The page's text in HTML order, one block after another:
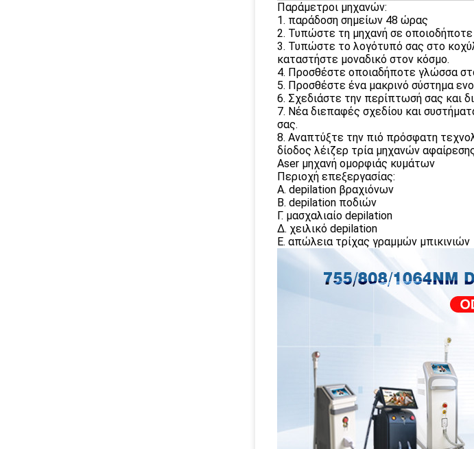
Παράμετροι μηχανών:
1. παράδοση σημείων 48 ώρας
2. Τυπώστε τη μηχανή σε
3. Τυπώστε το λογότυπό σας στο
καταστήστε μοναδικό στον κόσμο.
4. Προσθέστε οποιαδήποτε γλώσσα
5. Προσθέστε ένα μακρινό σύστημα
6. Σχεδιάστε την περίπτωσή σας και
7. Νέα διεπαφές σχεδίου και
σας.
8. Αναπτύξτε την πιό πρόσφατη
δίοδος λέιζερ τρία μηχανών
Aser μηχανή ομορφιάς κυμάτων
Περιοχή επεξεργασίας:
Α. depilation βραχιόνων
Β. depilation ποδιών
Γ. μασχαλιαίο depilation
Δ. χειλικό depilation
Ε. απώλεια τρίχας γραμμών μπικινιών